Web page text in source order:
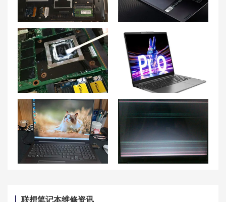
联想小新14散热好吗？联想发热不能启动怎么办？
【硅脂更换】如何正确给联想拯救者R7000P笔记本更换硅脂？ 几个方面区别专业对比：联想小新Pro14 2023款和2022款选哪个好？
联想笔记本维修资讯